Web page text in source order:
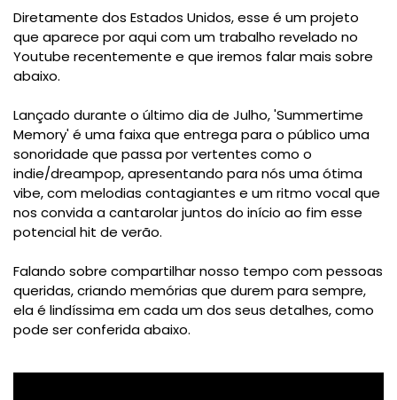
Diretamente dos Estados Unidos, esse é um projeto
que aparece por aqui com um trabalho revelado no
Youtube recentemente e que iremos falar mais sobre
abaixo.
Lançado durante o último dia de Julho, 'Summertime
Memory' é uma faixa que entrega para o público uma
sonoridade que passa por vertentes como o
indie/dreampop, apresentando para nós uma ótima
vibe, com melodias contagiantes e um ritmo vocal que
nos convida a cantarolar juntos do início ao fim esse
potencial hit de verão.
Falando sobre compartilhar nosso tempo com pessoas
queridas, criando memórias que durem para sempre,
ela é lindíssima em cada um dos seus detalhes, como
pode ser conferida abaixo.